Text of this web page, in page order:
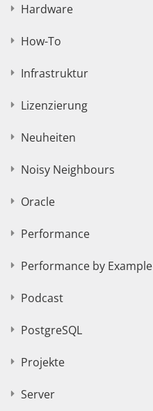
Hardware
How-To
Infrastruktur
Lizenzierung
Neuheiten
Noisy Neighbours
Oracle
Performance
Performance by Example
Podcast
PostgreSQL
Projekte
Server